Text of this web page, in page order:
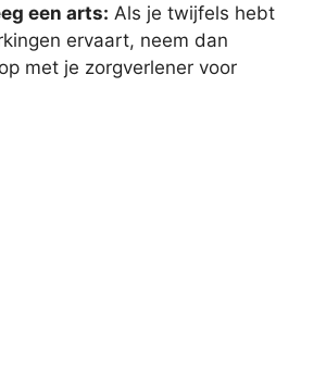
een arts: Als je twijfels hebt
ervaart, neem dan
met je zorgverlener voor